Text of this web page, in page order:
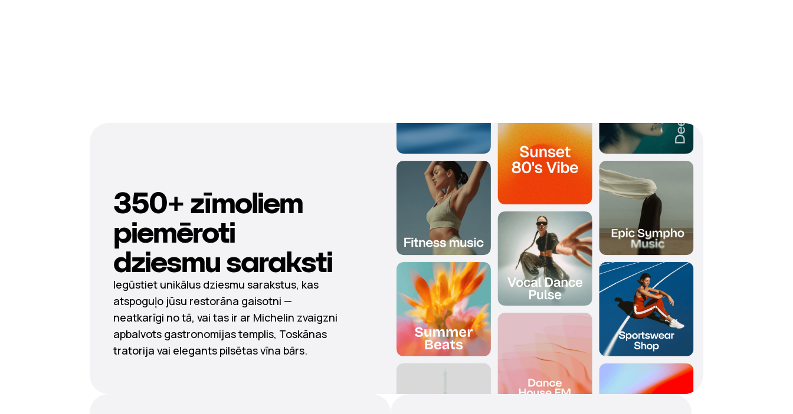
350+ zīmoliem
piemēroti
dziesmu saraksti
Iegūstiet unikālus dziesmu sarakstus, kas
atspoguļo jūsu restorāna gaisotni —
neatkarīgi no tā, vai tas ir ar Michelin zvaigzni
apbalvots gastronomijas templis, Toskānas
tratorija vai elegants pilsētas vīna bārs.